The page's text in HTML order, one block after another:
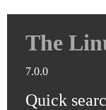
The
7.0.0
Quick